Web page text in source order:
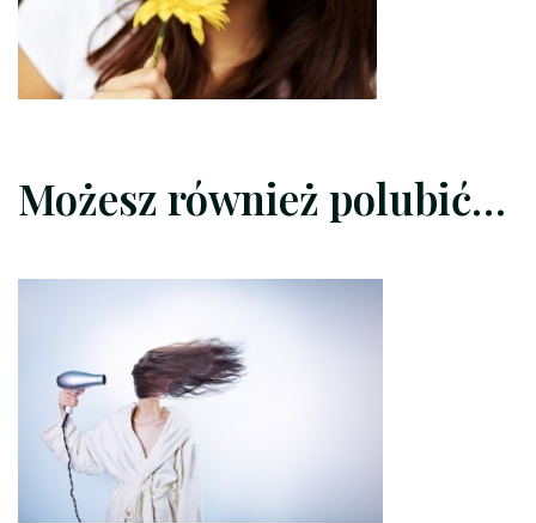
Możesz również polubić…